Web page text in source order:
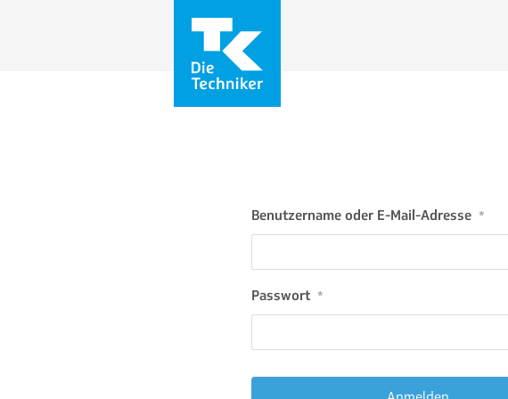
Benutzername oder E-Mail-Adresse *
Passwort *